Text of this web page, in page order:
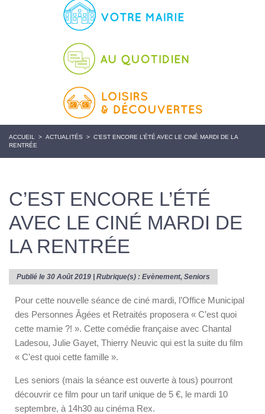
ACCUEIL > ACTUALITÉS > C’EST ENCORE L’ÉTÉ AVEC LE CINÉ MARDI DE LA
RENTRÉE
C’EST ENCORE L’ÉTÉ
AVEC LE CINÉ MARDI DE
LA RENTRÉE
Publié le 30 Août 2019 | Rubrique(s) : Evènement, Seniors
Pour cette nouvelle séance de ciné mardi, l’Office Municipal
des Personnes Âgées et Retraités proposera « C’est quoi
cette mamie ?! ». Cette comédie française avec Chantal
Ladesou, Julie Gayet, Thierry Neuvic qui est la suite du film
« C’est quoi cette famille ».
Les seniors (mais la séance est ouverte à tous) pourront
découvrir ce film pour un tarif unique de 5 €, le mardi 10
septembre, à 14h30 au cinéma Rex.